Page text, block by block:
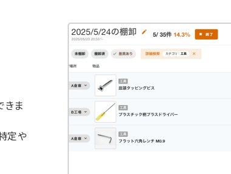
きま
定や